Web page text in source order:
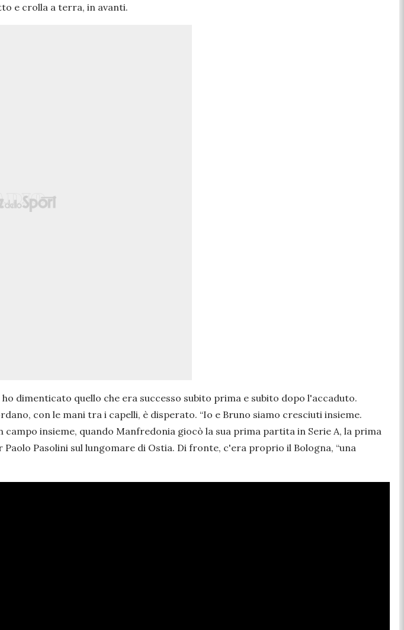
e crolla a terra, in avanti.
dimenticato quello che era successo subito prima e subito dopo l'accaduto.
con le mani tra i capelli, è disperato. “Io e Bruno siamo cresciuti insieme.
campo insieme, quando Manfredonia giocò la sua prima partita in Serie A, la prima
Pasolini sul lungomare di Ostia. Di fronte, c'era proprio il Bologna, “una